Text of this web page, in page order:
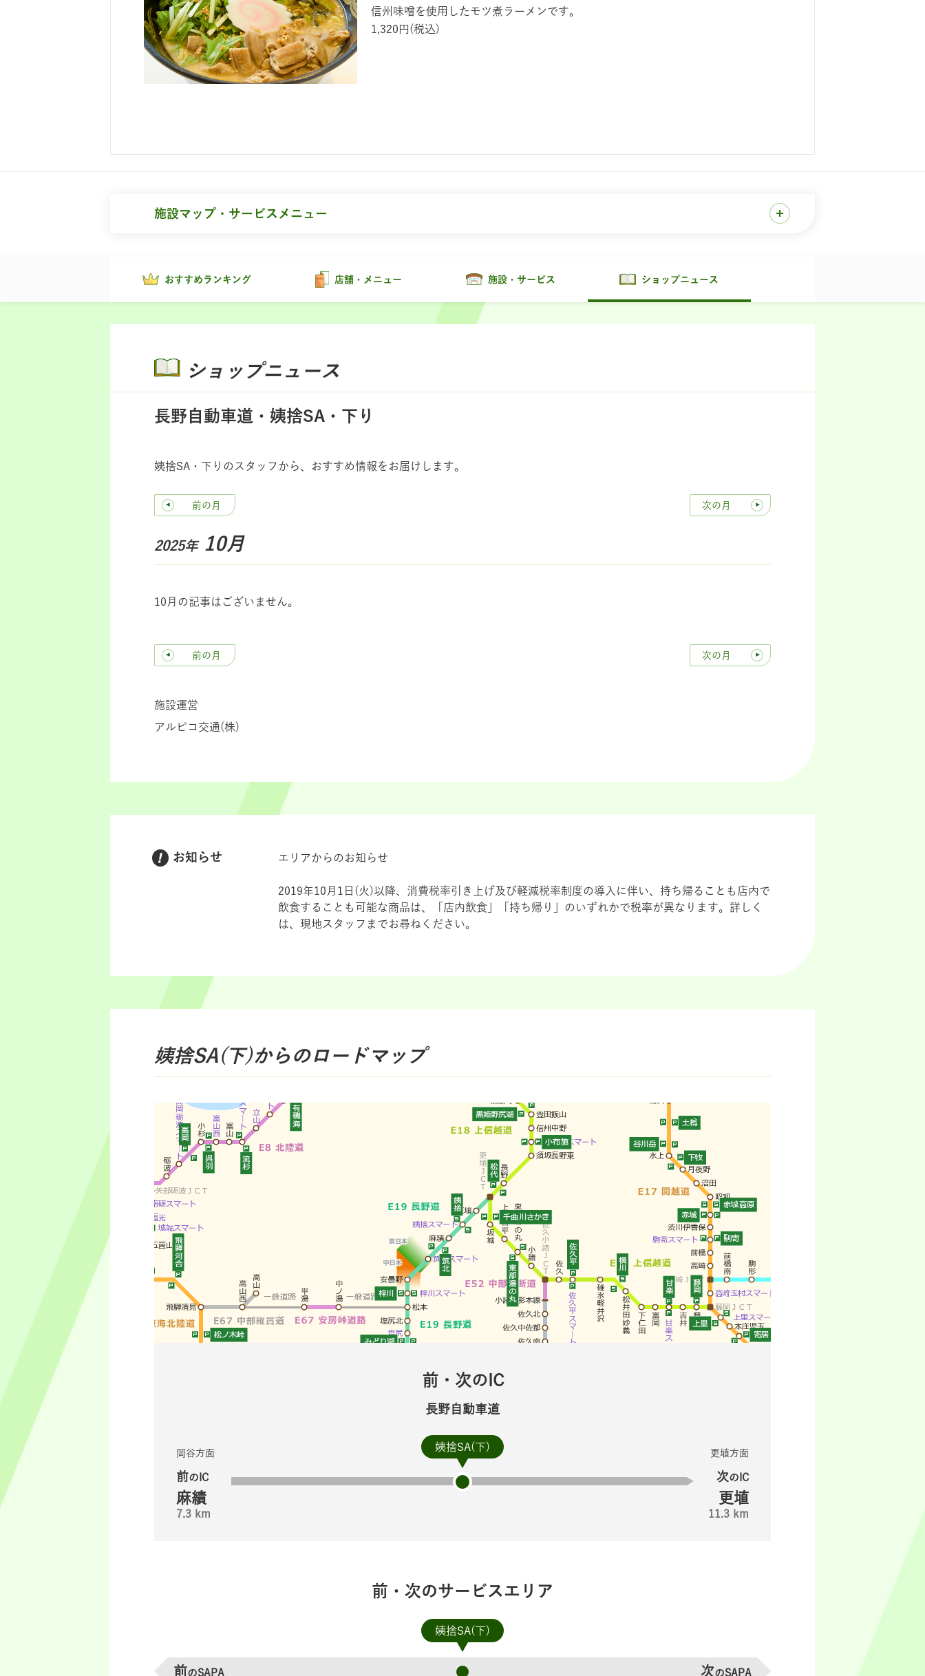
信州味噌を使用したモツ煮ラーメンです。
1,320円(税込)
施設マップ・サービスメニュー
おすすめランキング 店舗・メニュー 施設・サービス ショップニュース
ショップニュース
長野自動車道・姨捨SA・下り
姨捨SA・下りのスタッフから、おすすめ情報をお届けします。
前の月 次の月
2025年 10月
10月の記事はございません。
前の月 次の月
施設運営
アルピコ交通(株)
お知らせ エリアからのお知らせ
2019年10月1日(火)以降、消費税率引き上げ及び軽減税率制度の導入に伴い、持ち帰ることも店内で
飲食することも可能な商品は、「店内飲食」「持ち帰り」のいずれかで税率が異なります。詳しく
は、現地スタッフまでお尋ねください。
姨捨SA(下)からのロードマップ
前・次のIC
長野自動車道
姨捨SA(下)
岡谷方面
前のIC
麻績
7.3 km
更埴方面
次のIC
更埴
11.3 km
前・次のサービスエリア
姨捨SA(下)
前のSAPA 次のSAPA